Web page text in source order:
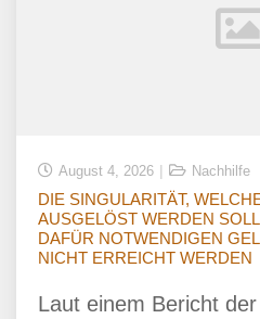
August 4, 2026 Nachhilfe
DIE SINGULARITÄT,
AUSGELÖST WERDEN
DAFÜR NOTWENDIGEN
NICHT ERREICHT WERDEN
Laut einem Bericht